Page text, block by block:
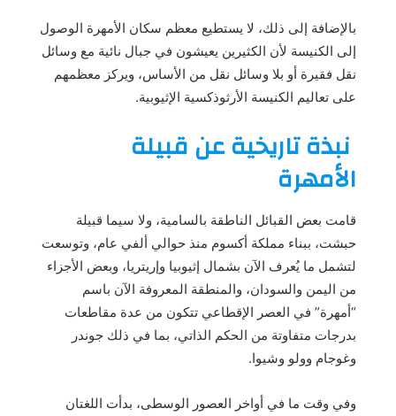
بالإضافة إلى ذلك، لا يستطيع معظم سكان الأمهرة الوصول
إلى الكنيسة لأن الكثيرين يعيشون في جبال نائية مع وسائل
نقل فقيرة أو بلا وسائل نقل من الأساس، ويركز معظمهم
على تعاليم الكنيسة الأرثوذكسية الإثيوبية.
نبذة تاريخية عن قبيلة
الأمهرة
قامت بعض القبائل الناطقة بالسامية، ولا سيما قبيلة
حبشت، ببناء مملكة أكسوم منذ حوالي ألفي عام، وتوسعت
لتشمل ما يُعرف الآن بشمال إثيوبيا وإريتريا، وبعض الأجزاء
من اليمن والسودان، والمنطقة المعروفة الآن باسم
“أمهرة” في العصر الإقطاعي تتكون من عدة مقاطعات
بدرجات متفاوتة من الحكم الذاتي، بما في ذلك جوندر
وغوجام وولو وشيوا.
وفي وقت ما في أواخر العصور الوسطى، بدأت اللغتان